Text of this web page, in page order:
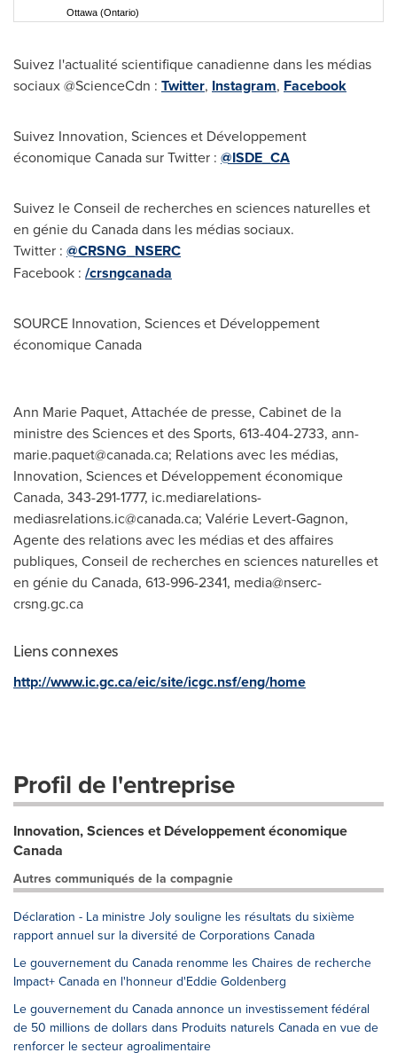
Ottawa (Ontario)
Suivez l'actualité scientifique canadienne dans les médias
sociaux @ScienceCdn : Twitter, Instagram, Facebook
Suivez Innovation, Sciences et Développement
économiqueCanadasur Twitter : @ISDE_CA
Suivez leConseil de recherches en sciences naturelles et
en génie du Canadadans les médias sociaux.
Twitter : @CRSNG_NSERC
Facebook : /crsngcanada
SOURCE Innovation, Sciences et Développement
économiqueCanada
Ann Marie Paquet, Attachée de presse, Cabinet de la
ministre des Sciences et des Sports, 613-404-2733, ann-
marie.paquet@canada.ca; Relations avec les médias,
Innovation, Sciences et Développement économique
Canada, 343-291-1777, ic.mediarelations-
mediasrelations.ic@canada.ca; Valérie Levert-Gagnon,
Agente des relations avec les médias et des affaires
publiques, Conseil de recherches en sciences naturelles et
en génie du Canada, 613-996-2341, media@nserc-
crsng.gc.ca
Liens connexes
http://www.ic.gc.ca/eic/site/icgc.nsf/eng/home
Profil de l'entreprise
Innovation, Sciences et Développement économique
Canada
Autres communiqués de la compagnie
Déclaration - La ministre Joly souligne les résultats du sixième
rapport annuel sur la diversité de Corporations Canada
Le gouvernement du Canada renomme les Chaires de recherche
Impact+ Canada en l'honneur d'Eddie Goldenberg
Le gouvernement du Canada annonce un investissement fédéral
de 50 millions de dollars dans Produits naturels Canada en vue de
renforcer le secteur agroalimentaire